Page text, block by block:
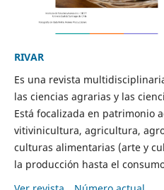
RIVAR
Es una revista
las ciencias agrarias y las
Está focalizada en patrimonio
vitivinicultura, agricultura,
culturas alimentarias (arte y
la producción hasta el